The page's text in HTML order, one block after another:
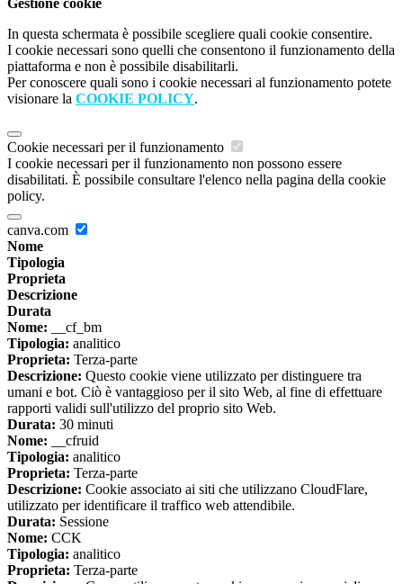
Gestione cookie
In questa schermata è possibile scegliere quali cookie consentire.
I cookie necessari sono quelli che consentono il funzionamento della
piattaforma e non è possibile disabilitarli.
Per conoscere quali sono i cookie necessari al funzionamento potete
visionare la COOKIE POLICY.
Cookie necessari per il funzionamento
I cookie necessari per il funzionamento non possono essere
disabilitati. È possibile consultare l'elenco nella pagina della cookie
policy.
canva.com
Nome
Tipologia
Proprieta
Descrizione
Durata
Nome: __cf_bm
Tipologia: analitico
Proprieta: Terza-parte
Descrizione: Questo cookie viene utilizzato per distinguere tra
umani e bot. Ciò è vantaggioso per il sito Web, al fine di effettuare
rapporti validi sull'utilizzo del proprio sito Web.
Durata: 30 minuti
Nome: __cfruid
Tipologia: analitico
Proprieta: Terza-parte
Descrizione: Cookie associato ai siti che utilizzano CloudFlare,
utilizzato per identificare il traffico web attendibile.
Durata: Sessione
Nome: CCK
Tipologia: analitico
Proprieta: Terza-parte